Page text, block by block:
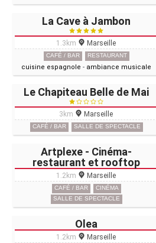
La Cave à Jambon
1.3km Marseille
CAFÉ / BAR RESTAURANT
cuisine espagnole - ambiance musicale
Le Chapiteau Belle de Mai
3km Marseille
CAFÉ / BAR SALLE DE SPECTACLE
Artplexe - Cinéma-
restaurant et rooftop
1.2km Marseille
CAFÉ / BAR
CINÉMA
SALLE DE SPECTACLE
Olea
1.2km Marseille